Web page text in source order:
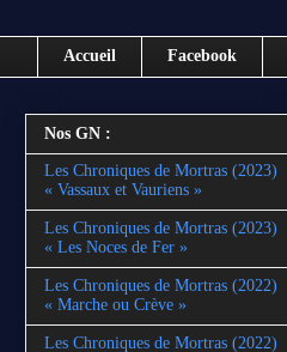
Accueil Facebook
Nos GN :
Les Chroniques de Mortras (2023)
« Vassaux et Vauriens »
Les Chroniques de Mortras (2023)
« Les Noces de Fer »
Les Chroniques de Mortras (2022)
« Marche ou Crève »
Les Chroniques de Mortras (2022)